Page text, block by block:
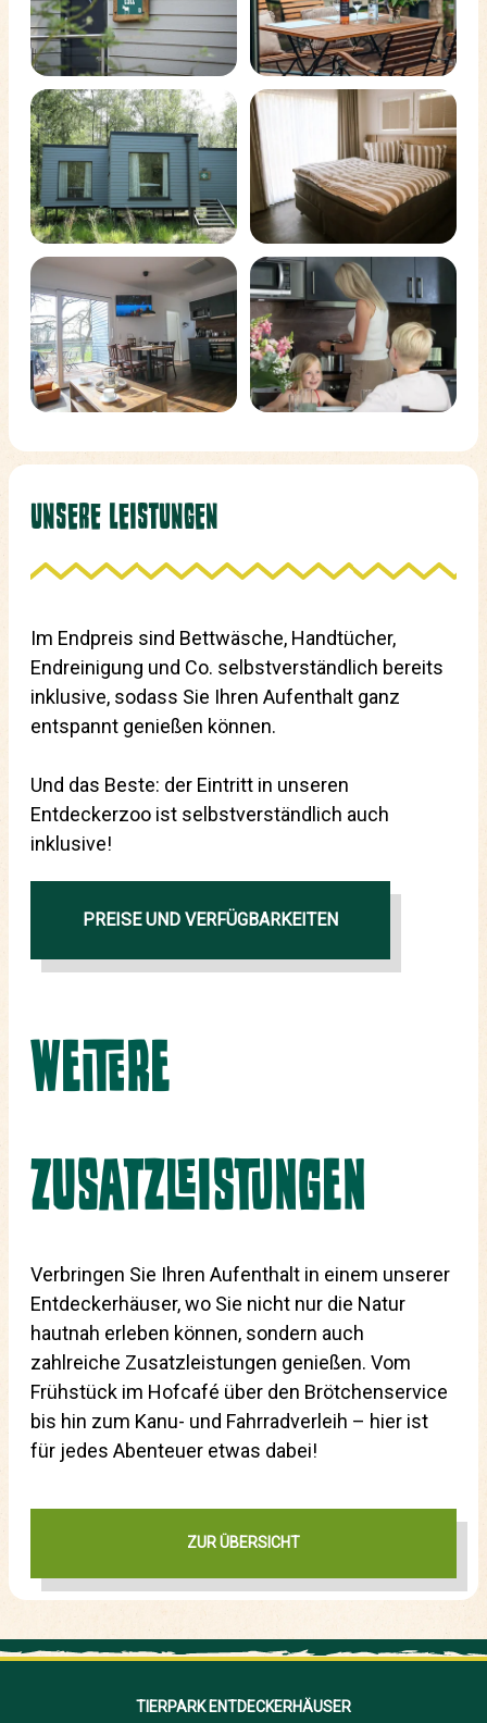
UNSERE LEISTUNGEN
Im Endpreis sind Bettwäsche, Handtücher,
Endreinigung und Co. selbstverständlich bereits
inklusive, sodass Sie Ihren Aufenthalt ganz
entspannt genießen können.
Und das Beste: der Eintritt in unseren
Entdeckerzoo ist selbstverständlich auch
inklusive!
PREISE UND VERFÜGBARKEITEN
Weitere
Zusatzleistungen
Verbringen Sie Ihren Aufenthalt in einem unserer
Entdeckerhäuser, wo Sie nicht nur die Natur
hautnah erleben können, sondern auch
zahlreiche Zusatzleistungen genießen. Vom
Frühstück im Hofcafé über den Brötchenservice
bis hin zum Kanu- und Fahrradverleih – hier ist
für jedes Abenteuer etwas dabei!
ZUR ÜBERSICHT
TIERPARK ENTDECKERHÄUSER